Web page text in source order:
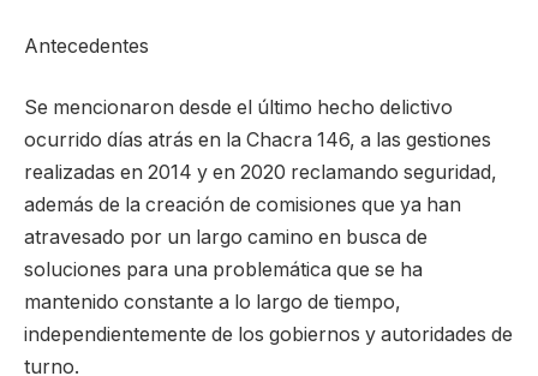
Antecedentes
Se mencionaron desde el último hecho delictivo
ocurrido días atrás en la Chacra 146, a las gestiones
realizadas en 2014 y en 2020 reclamando seguridad,
además de la creación de comisiones que ya han
atravesado por un largo camino en busca de
soluciones para una problemática que se ha
mantenido constante a lo largo de tiempo,
independientemente de los gobiernos y autoridades de
turno.